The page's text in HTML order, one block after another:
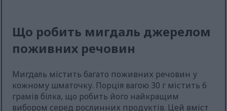
Що робить мигдаль джерелом
поживних речовин
Мигдаль містить багато поживних речовин у
кожному шматочку. Порція вагою 30 г містить 6
грамів білка, що робить його найкращим
вибором серед рослинних продуктів. Цей вміст